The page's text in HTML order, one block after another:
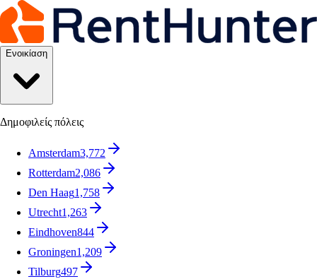
Ενοικίαση
Δημοφιλείς πόλεις
Amsterdam3,772
Rotterdam2,086
Den Haag1,758
Utrecht1,263
Eindhoven844
Groningen1,209
Tilburg497